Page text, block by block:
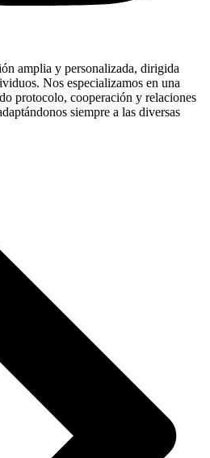
amplia y personalizada, dirigida
Nos especializamos en una
protocolo, cooperación y relaciones
siempre a las diversas